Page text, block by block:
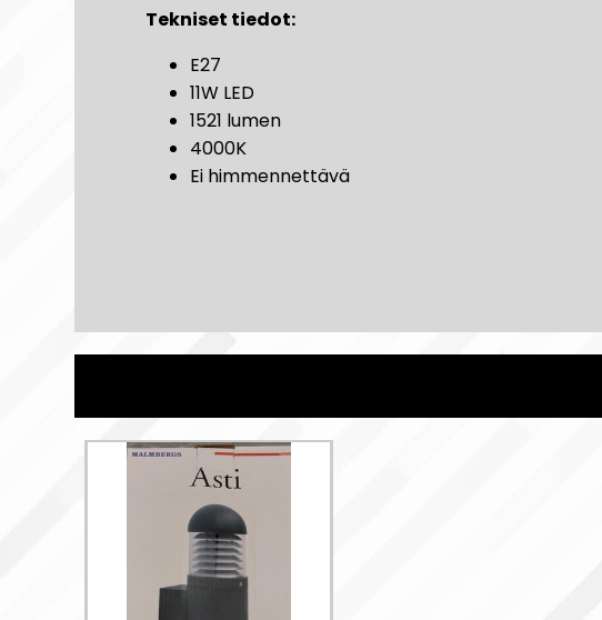
Tekniset tiedot:
E27
11W LED
1521 lumen
4000K
Ei himmennettävä